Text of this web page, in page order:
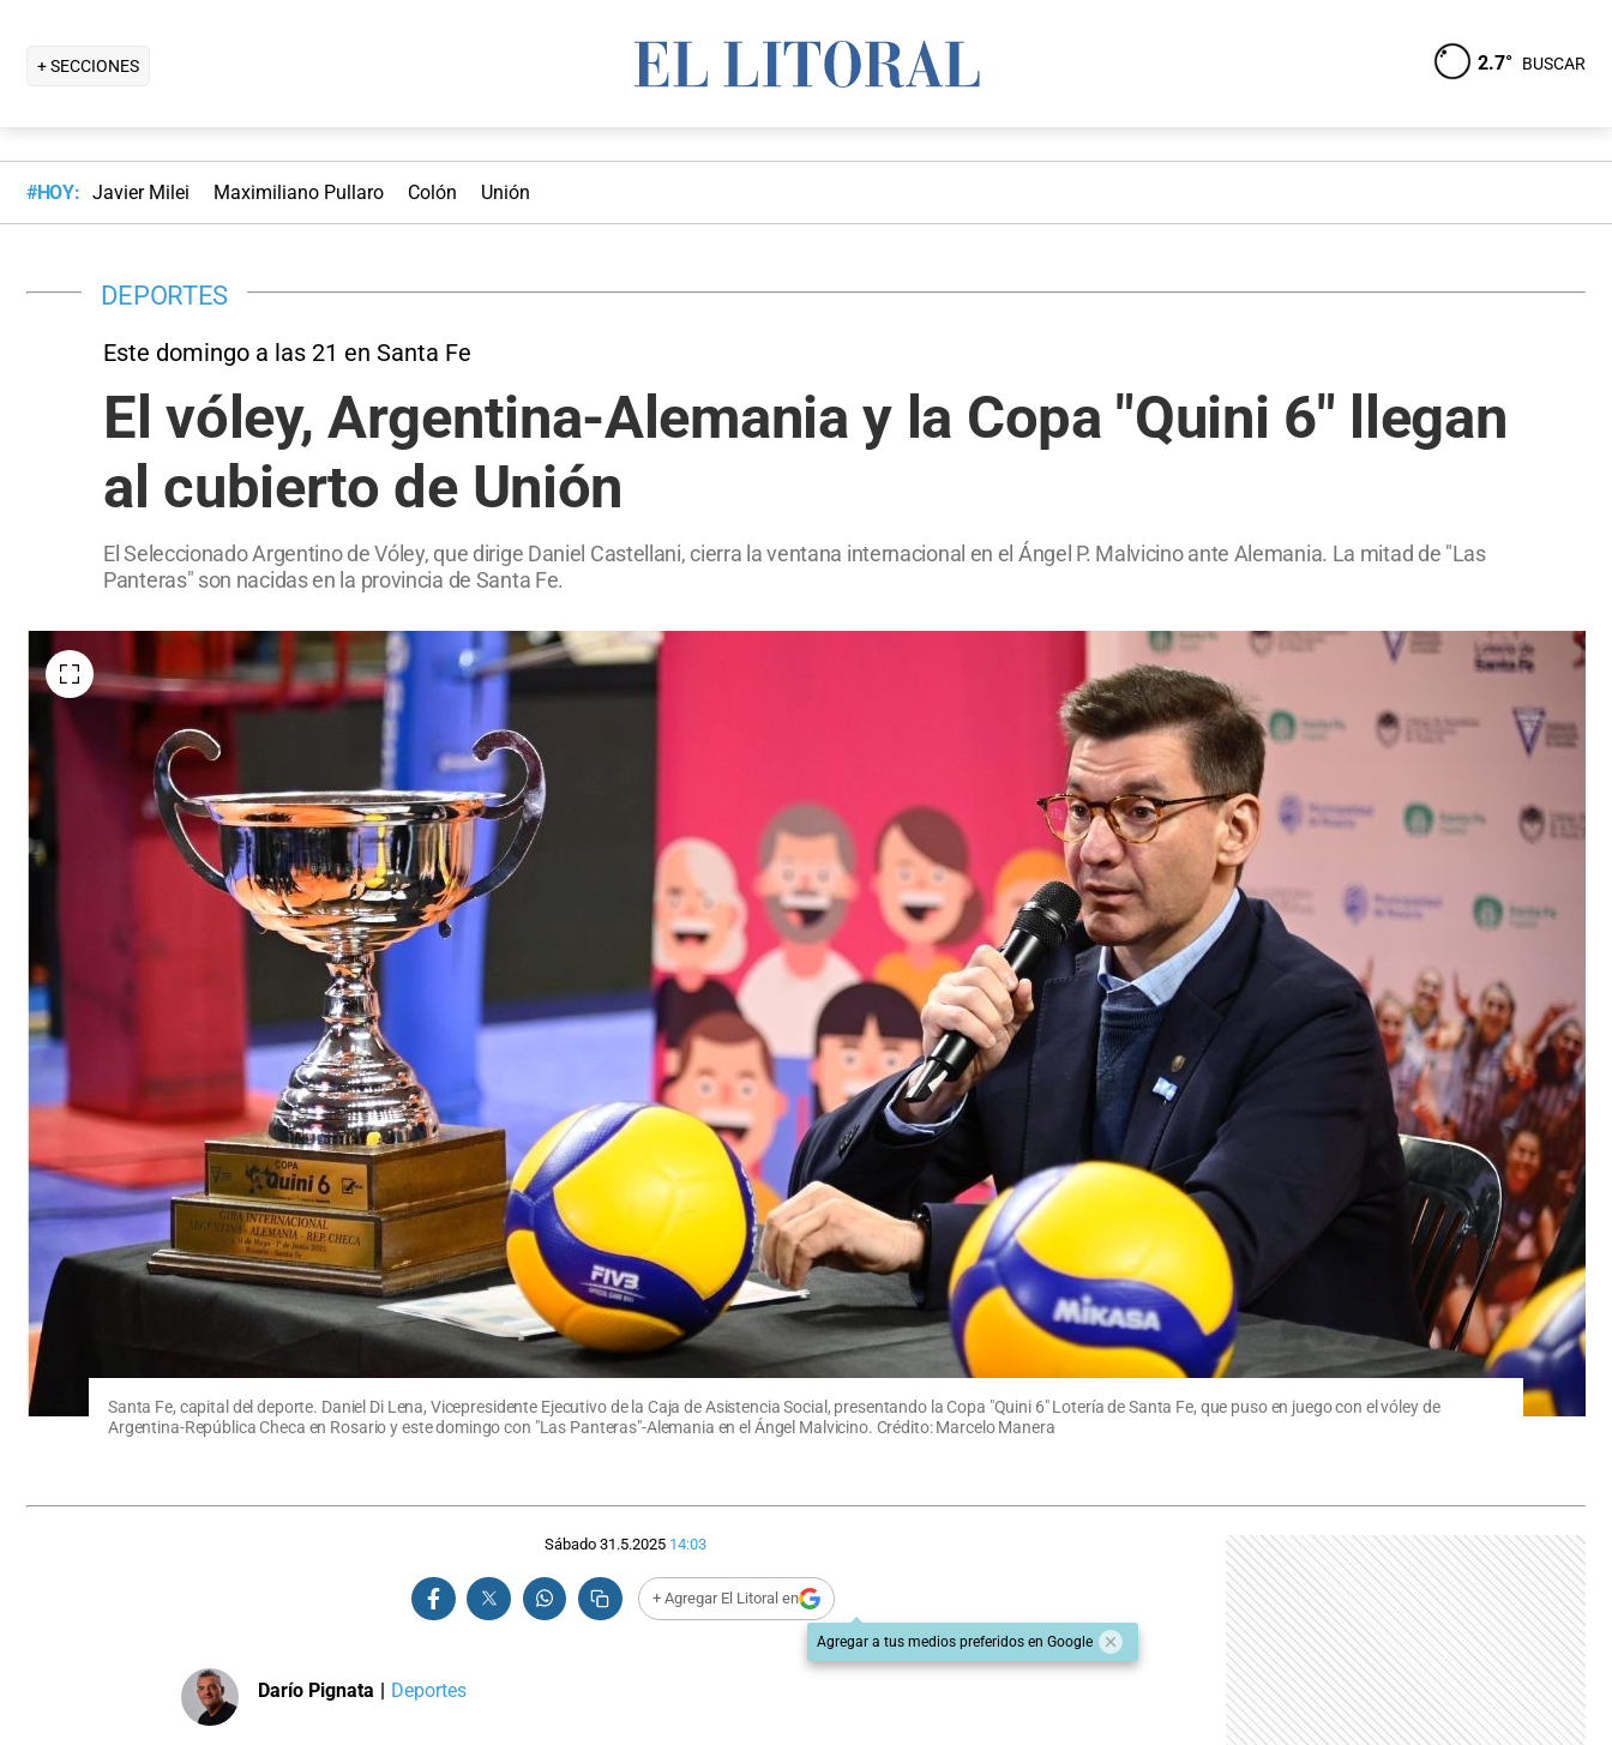
+ SECCIONES 2.7° BUSCAR
#HOY: Javier Milei Maximiliano Pullaro Colón Unión
DEPORTES
Este domingo a las 21 en Santa Fe
El vóley, Argentina-Alemania y la Copa "Quini 6" llegan
al cubierto de Unión
El Seleccionado Argentino de Vóley, que dirige Daniel Castellani, cierra la ventana internacional en el Ángel P. Malvicino ante Alemania. La mitad de "Las
Panteras" son nacidas en la provincia de Santa Fe.
Santa Fe, capital del deporte. Daniel Di Lena, Vicepresidente Ejecutivo de la Caja de Asistencia Social, presentando la Copa "Quini 6" Lotería de Santa Fe, que puso en juego con el vóley de
Argentina-República Checa en Rosario y este domingo con "Las Panteras"-Alemania en el Ángel Malvicino. Crédito: Marcelo Manera
Sábado 31.5.2025 14:03
+ Agregar El Litoral en
Agregar a tus medios preferidos en Google
Darío Pignata | Deportes